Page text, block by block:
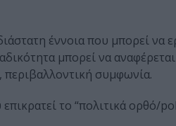
έννοια που μπορεί να
μπορεί να
συμφωνία.
το “πολιτικά ορθό/